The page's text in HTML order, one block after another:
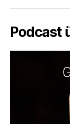
Podcast